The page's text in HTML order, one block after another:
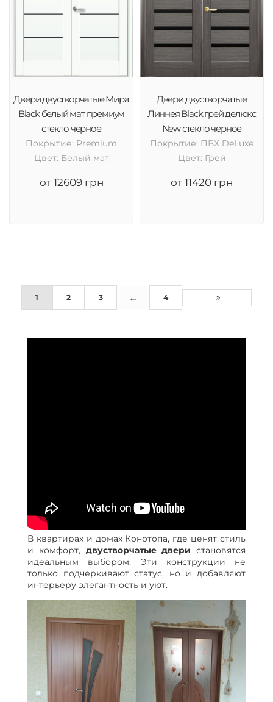
Двери двустворчатые Мира
Black белый мат премиум
стекло черное
Покрытие: Premium
Цвет: Белый мат
от 12609 грн
Двери двустворчатые
Линнея Black грей делюкс
New стекло черное
Покрытие: ПВХ DeLuxe
Цвет: Грей
от 11420 грн
1 2 3 ... 4
В квартирах и домах Конотопа, где ценят стиль
и комфорт, двустворчатые двери становятся
идеальным выбором. Эти конструкции не
только подчеркивают статус, но и добавляют
интерьеру элегантность и уют.